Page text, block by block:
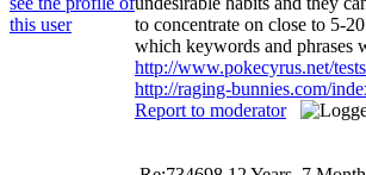
to concentrate on close to 5-
which keywords and phrases
http://www.pokecyrus.net/
http://raging-bunnies.com/
Report to moderator